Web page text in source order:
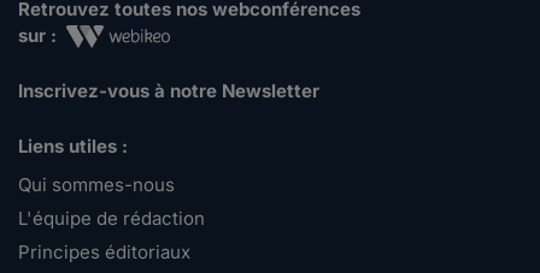
Retrouvez toutes nos webconférences
sur :
Inscrivez-vous à notre Newsletter
Liens utiles :
Qui sommes-nous
L'équipe de rédaction
Principes éditoriaux